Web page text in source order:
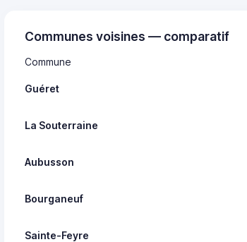
Communes voisines — comparatif
Commune
Guéret
La Souterraine
Aubusson
Bourganeuf
Sainte-Feyre